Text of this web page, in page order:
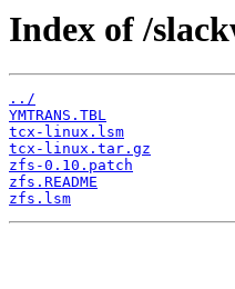
Index of /
../
YMTRANS.TBL
tcx-linux.lsm
tcx-linux.tar.gz
zfs-0.10.patch
zfs.README
zfs.lsm